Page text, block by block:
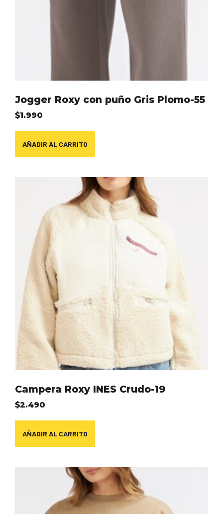
Jogger Roxy con puño Gris Plomo-55
$1.990
AÑADIR AL CARRITO
Campera Roxy INES Crudo-19
$2.490
AÑADIR AL CARRITO